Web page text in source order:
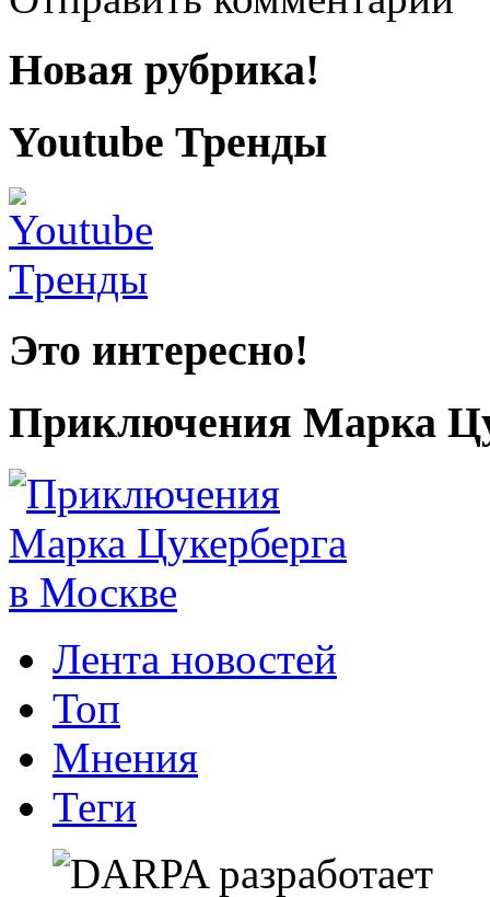
Новая рубрика!
Youtube Тренды
Это интересно!
Приключения Марка
Лента новостей
Топ
Мнения
Теги